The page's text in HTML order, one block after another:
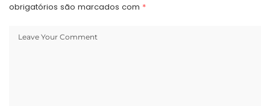
obrigatórios são marcados com *